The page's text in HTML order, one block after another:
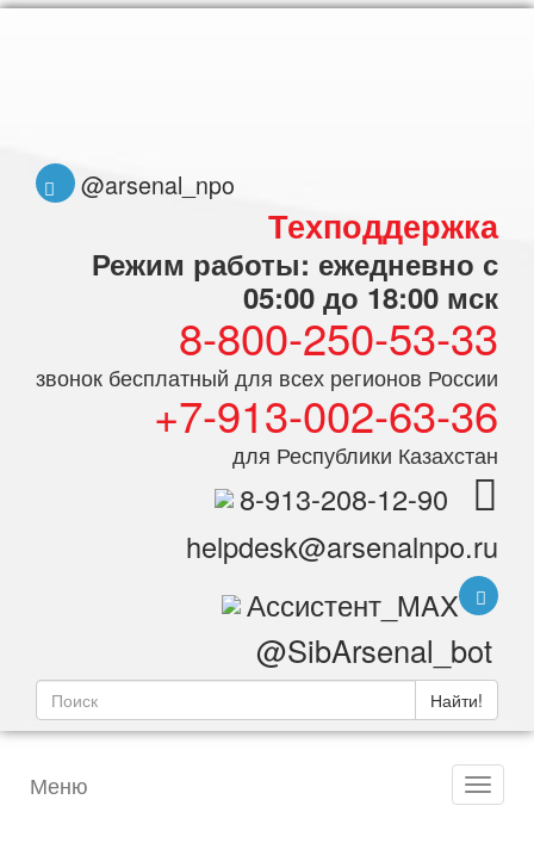
@arsenal_npo
Техподдержка
Режим работы: ежедневно с
05:00 до 18:00 мск
8-800-250-53-33
звонок бесплатный для всех регионов России
+7-913-002-63-36
для Республики Казахстан
8-913-208-12-90
helpdesk@arsenalnpo.ru
Ассистент_MAX
@SibArsenal_bot
Найти!
Меню